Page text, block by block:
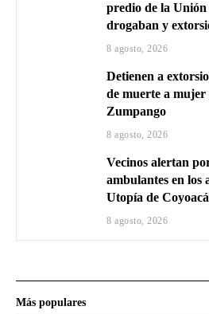
predio de la
drogaban y
8 agosto, 2026
Detienen a
de muerte a mujer
Zumpango
8 agosto, 2026
Vecinos alertan
ambulantes en los
Utopía de
8 agosto, 2026
Más populares